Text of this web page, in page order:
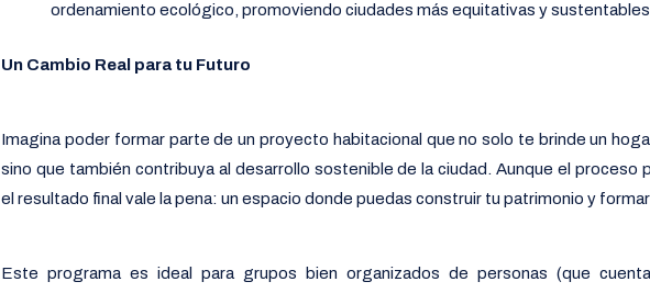
ordenamiento ecológico, promoviendo ciudades más equitativas y
Un Cambio Real para tu Futuro
Imagina poder formar parte de un proyecto habitacional que no solo te brinde un
sino que también contribuya al desarrollo sostenible de la ciudad. Aunque el proceso
el resultado final vale la pena: un espacio donde puedas construir tu patrimonio y formar
Este programa es ideal para grupos bien organizados de personas (que